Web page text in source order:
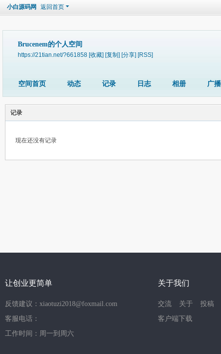
小白源码网 返回首页
Brucenem的个人空间
https://21tian.net/?661858 [收藏] [复制] [分享] [RSS]
空间首页 动态 记录 日志 相册 广播
记录
现在还没有记录
让创业更简单
反馈建议：xiaotuzi2018@foxmail.com
客服电话：
工作时间：周一到周六
关于我们
交流 关于
投稿
客户端下载